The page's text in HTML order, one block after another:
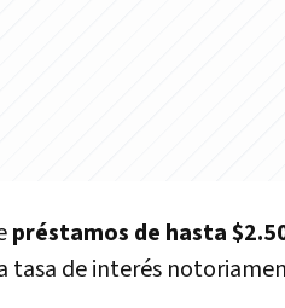
préstamos de hasta
tasa de interés